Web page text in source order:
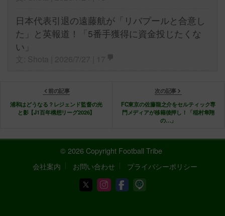
日本代表引退の遠藤航が「リバプールと合意し
た」と英報道！「5番手獲得に資金投じたくな
い」
前の記事
浦和はどうなる？レジェンド監督の光
と影【J1百年構想リーグ2026】
次の記事
FC東京の佐藤龍之介をセルティック専
門メディアが移籍後押し！「稲村隼翔
の…」
© 2026 Copyright Football Tribe
会社案内
お問い合わせ プライバシーポリシー